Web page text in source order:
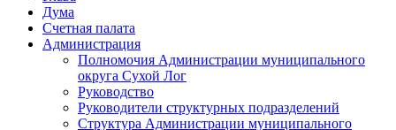
Дума
Счетная палата
Администрация
Полномочия Администрации муниципального
округа Сухой Лог
Руководство
Руководители структурных подразделений
Структура Администрации муниципального